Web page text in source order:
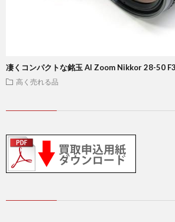
凄くコンパクトな銘玉 AI Zoom Nikkor 28-50
高く売れる品